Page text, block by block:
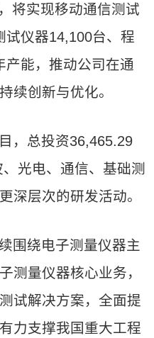
将实现移动通信测试
试仪器14,100台、程
产能，推动公司在通
续创新与优化。
，总投资36,465.29
光电、通信、基础测
深层次的研发活动。
围绕电子测量仪器主
测量仪器核心业务，
试解决方案，全面提
力支撑我国重大工程